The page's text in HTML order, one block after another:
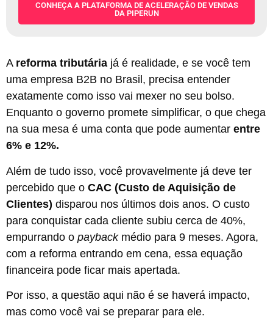
CONHEÇA A PLATAFORMA DE ACELERAÇÃO DE VENDAS
DA PIPERUN
A reforma tributária já é realidade, e se você tem
uma empresa B2B no Brasil, precisa entender
exatamente como isso vai mexer no seu bolso.
Enquanto o governo promete simplificar, o que chega
na sua mesa é uma conta que pode aumentar entre
6% e 12%.
Além de tudo isso, você provavelmente já deve ter
percebido que o CAC (Custo de Aquisição de
Clientes) disparou nos últimos dois anos. O custo
para conquistar cada cliente subiu cerca de 40%,
empurrando o paybackmédio para 9 meses. Agora,
com a reforma entrando em cena, essa equação
financeira pode ficar mais apertada.
Por isso, a questão aqui não é se haverá impacto,
mas como você vai se preparar para ele.